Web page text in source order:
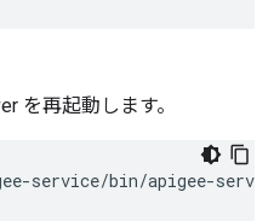
を再起動します。
service/bin/apigee-